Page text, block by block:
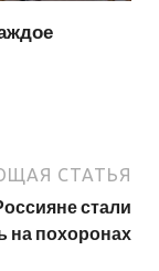
СТАТЬЯ
стали
на похоронах